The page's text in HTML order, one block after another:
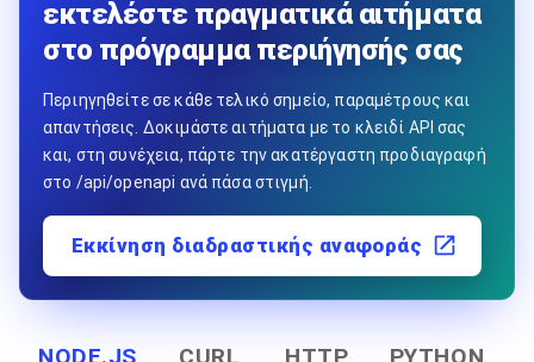
εκτελέστε πραγματικά αιτήματα
στο πρόγραμμα περιήγησής σας
Περιηγηθείτε σε κάθε τελικό σημείο, παραμέτρους και
απαντήσεις. Δοκιμάστε αιτήματα με το κλειδί API σας
και, στη συνέχεια, πάρτε την ακατέργαστη προδιαγραφή
στο /api/openapi ανά πάσα στιγμή.
Εκκίνηση διαδραστικής αναφοράς